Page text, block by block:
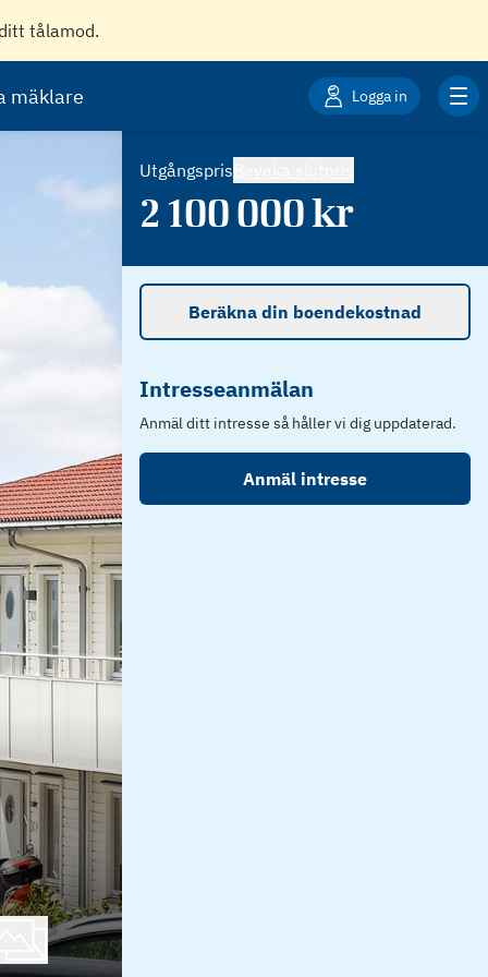
tålamod.
mäklare Logga in
Utgångspris
2 100 000kr
Beräkna din boendekostnad
Intresseanmälan
Anmäl ditt intresse så håller vi dig uppdaterad.
Anmäl intresse